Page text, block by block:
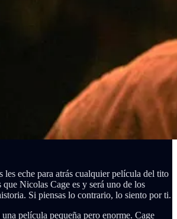
les eche para atrás cualquier película del tito
Nicolas Cage es y será uno de los
Si piensas lo contrario, lo siento por ti.
película pequeña pero enorme. Cage